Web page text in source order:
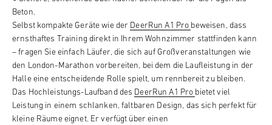
Beton.
Selbst kompakte Geräte wie der DeerRun A1 Pro beweisen, dass
ernsthaftes Training direkt in Ihrem Wohnzimmer stattfinden kann
– fragen Sie einfach Läufer, die sich auf Großveranstaltungen wie
den London-Marathon vorbereiten, bei dem die Laufleistung in der
Halle eine entscheidende Rolle spielt, um rennbereit zu bleiben.
Das Hochleistungs-Laufband des DeerRun A1 Pro bietet viel
Leistung in einem schlanken, faltbaren Design, das sich perfekt für
kleine Räume eignet. Er verfügt über einen